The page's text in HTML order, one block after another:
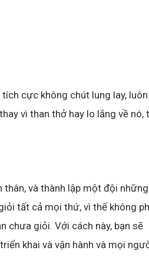
cực không chút lung lay, luôn
vì than thở hay lo lắng về nó,
và thành lập một đội những
tất cả mọi thứ, vì thế không
chưa giỏi. Với cách này, bạn sẽ
khai và vận hành và mọi